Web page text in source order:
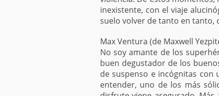
inexistente, con el viaje
suelo volver de tanto en tanto,
Max Ventura (de Maxwell
No soy amante de los
buen degustador de los
de suspenso e incógnitas con
entender, uno de los más